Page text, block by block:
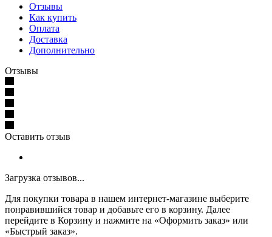
Отзывы
Как купить
Оплата
Доставка
Дополнительно
Отзывы
Оставить отзыв
Загрузка отзывов...
Для покупки товара в нашем интернет-магазине выберите
понравившийся товар и добавьте его в корзину. Далее
перейдите в Корзину и нажмите на «Оформить заказ» или
«Быстрый заказ».